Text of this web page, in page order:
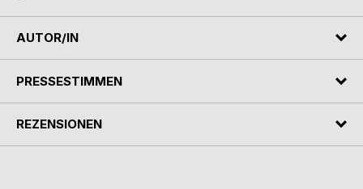
AUTOR/IN
PRESSESTIMMEN
REZENSIONEN